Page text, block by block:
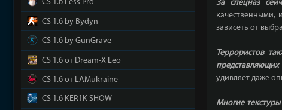
За спецназ
качественными,
зависеть от
Террористов
удивляет даже
Многие
CS 1.6 Fess Pro
CS 1.6 by Bydyn
CS 1.6 by GunGrave
CS 1.6 от Dream-X Leo
CS 1.6 от LAMukraine
CS 1.6 KER1K SHOW